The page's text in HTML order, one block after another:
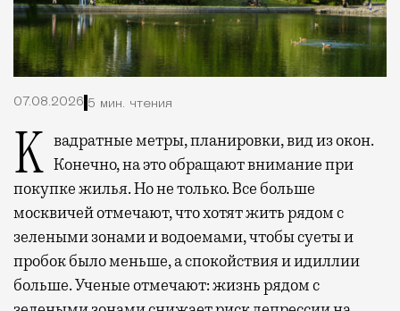
07.08.2026 5 мин. чтения
Квадратные метры, планировки, вид из окон. Конечно, на это обращают внимание при
покупке жилья. Но не только. Все больше
москвичей отмечают, что хотят жить рядом с
зелеными зонами и водоемами, чтобы суеты и
пробок было меньше, а спокойствия и идиллии
больше. Ученые отмечают: жизнь рядом с